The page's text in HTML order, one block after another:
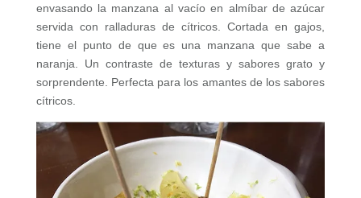
envasando la manzana al vacío en almíbar de azúcar
servida con ralladuras de cítricos. Cortada en gajos,
tiene el punto de que es una manzana que sabe a
naranja. Un contraste de texturas y sabores grato y
sorprendente. Perfecta para los amantes de los sabores
cítricos.